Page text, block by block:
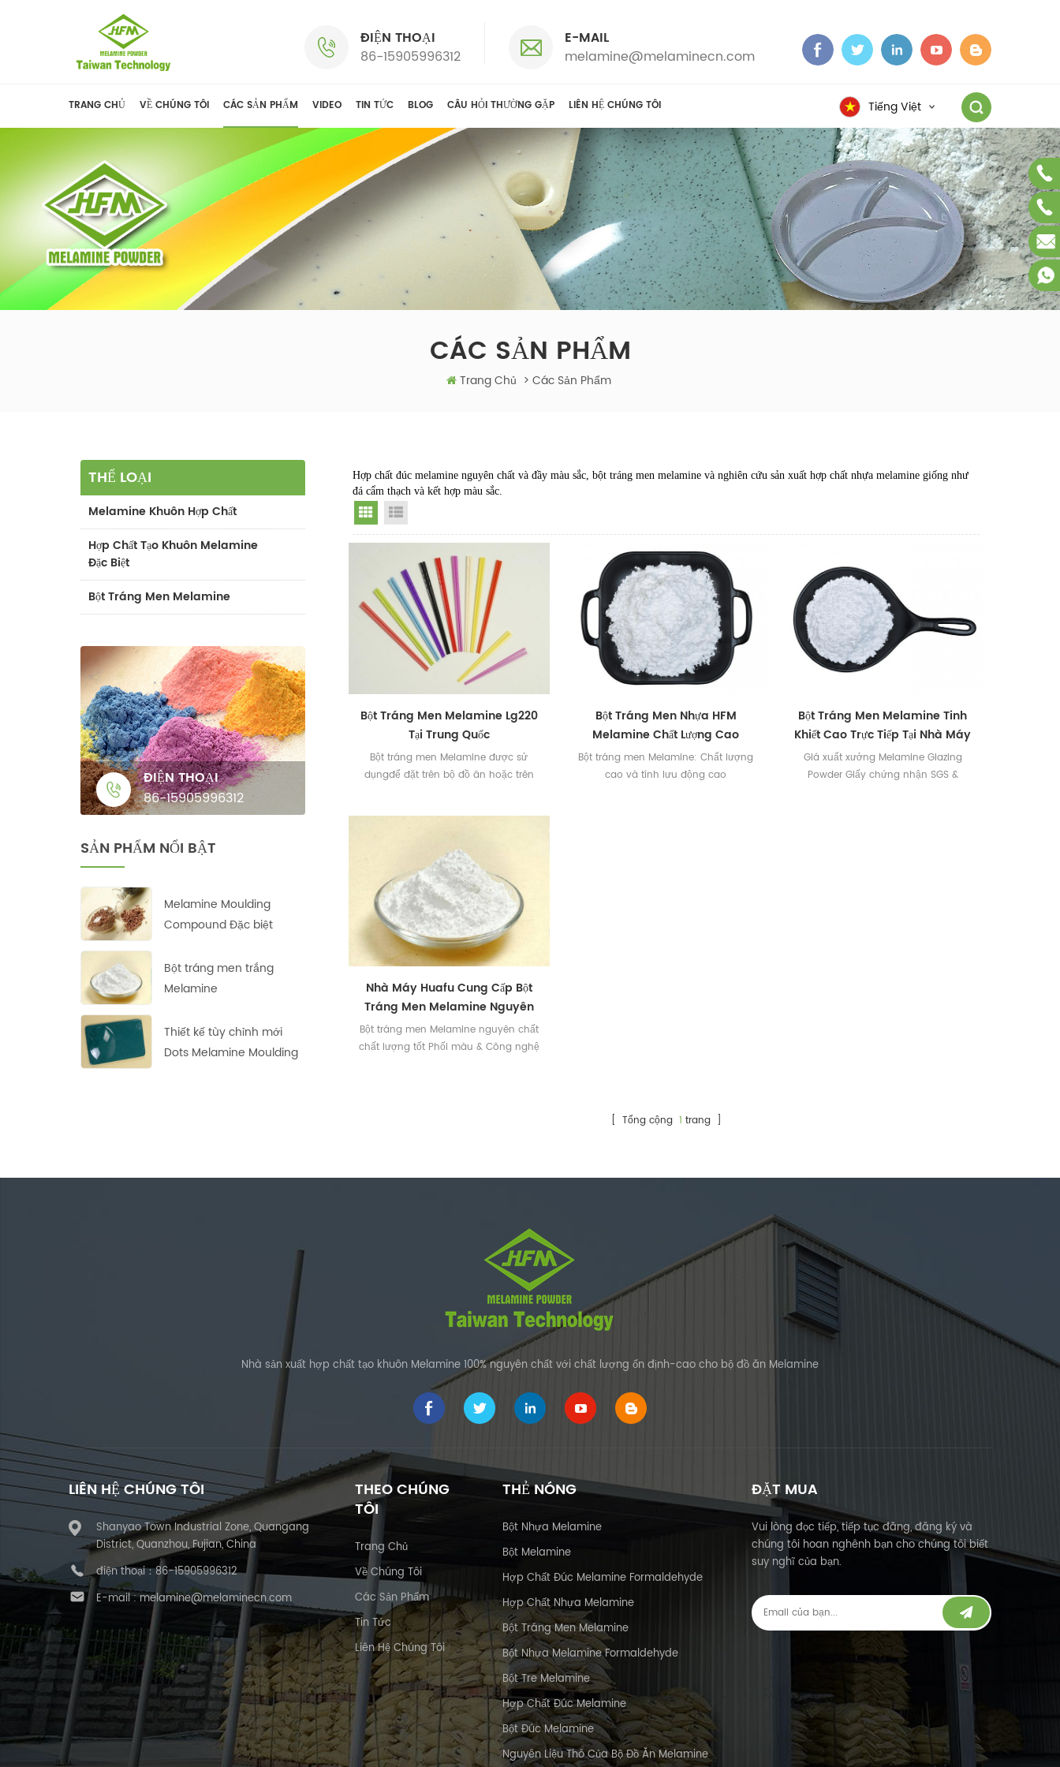
ĐIỆN THOẠI
86-15905996312
E-MAIL
melamine@melaminecn.com
Tiếng Việt
TRANG CHỦ VỀ CHÚNG TÔI CÁC SẢN PHẨM VIDEO TIN TỨC BLOG CÂU HỎI THƯỜNG GẶP LIÊN HỆ CHÚNG TÔI
CÁC SẢN PHẨM
Trang Chủ > Các Sản Phẩm
THỂ LOẠI
Melamine Khuôn Hợp Chất
Hợp Chất Tạo Khuôn Melamine
Đặc Biệt
Bột Tráng Men Melamine
ĐIỆN THOẠI
86-15905996312
SẢN PHẨM NỔI BẬT
Melamine Moulding
Compound Đặc biệt
Bột tráng men trắng
Melamine
Thiết kế tùy chỉnh mới
Dots Melamine Moulding
Hợp chất đúc melamine nguyên chất và đầy màu sắc, bột tráng men melamine và nghiên cứu sản xuất hợp chất nhựa melamine giống như
đá cẩm thạch và kết hợp màu sắc.
Grid View
Bột Tráng Men Melamine Lg220
Tại Trung Quốc
Bột tráng men Melamine được sử
dụngđể đặt trên bộ đồ ăn hoặc trên
Bột Tráng Men Nhựa HFM
Melamine Chất Lượng Cao
Bột tráng men Melamine: Chất lượng
cao và tính lưu động cao
Bột Tráng Men Melamine Tinh
Khiết Cao Trực Tiếp Tại Nhà Máy
Giá xuất xưởng Melamine Glazing
Powder Giấy chứng nhận SGS &
Nhà Máy Huafu Cung Cấp Bột
Tráng Men Melamine Nguyên
Chất
Bột tráng men Melamine nguyên chất
chất lượng tốt Phối màu & Công nghệ
[ Tổng cộng 1 trang ]
Nhà sản xuất hợp chất tạo khuôn Melamine 100% nguyên chất với chất lượng ổn định-cao cho bộ đồ ăn Melamine
LIÊN HỆ CHÚNG TÔI
Shanyao Town Industrial Zone, Quangang
District, Quanzhou, Fujian, China
điện thoại：86-15905996312
E-mail :melamine@melaminecn.com
THEO CHÚNG
TÔI
Trang Chủ
Về Chúng Tôi
Các Sản Phẩm
Tin Tức
Liên Hệ Chúng Tôi
THẺ NÓNG
Bột Nhựa Melamine
Bột Melamine
Hợp Chất Đúc Melamine Formaldehyde
Hợp Chất Nhựa Melamine
Bột Tráng Men Melamine
Bột Nhựa Melamine Formaldehyde
Bột Tre Melamine
Hợp Chất Đúc Melamine
Bột Đúc Melamine
Nguyên Liệu Thô Của Bộ Đồ Ăn Melamine
ĐẶT MUA
Vui lòng đọc tiếp, tiếp tục đăng, đăng ký và
chúng tôi hoan nghênh bạn cho chúng tôi biết
suy nghĩ của bạn.